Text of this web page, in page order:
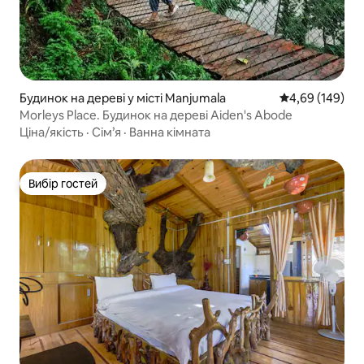
Будинок на дереві у місті Manjumala Середня
4,69 (149)
Morleys Place. Будинок на дереві Aiden's Abode
Ціна/якість · Сім’я · Ванна кімната
Вибір гостей
Вибір гостей